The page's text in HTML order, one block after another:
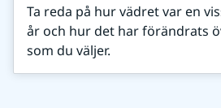
Ta reda på hur vädret var en
år och hur det har förändrats
som du väljer.